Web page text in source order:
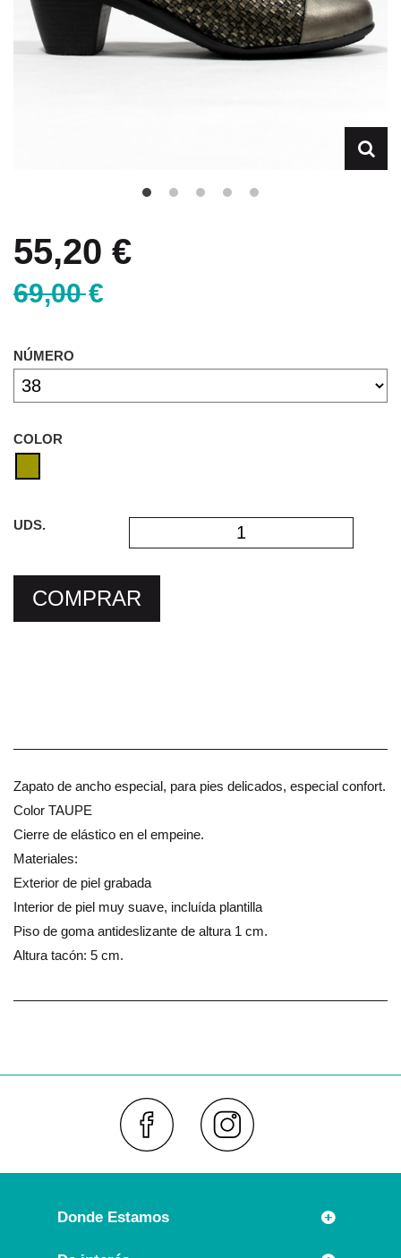
55,20 €
69,00 €
NÚMERO
COLOR
UDS.
COMPRAR
Zapato de ancho especial, para pies delicados, especial confort.
Color TAUPE
Cierre de elástico en el empeine.
Materiales:
Exterior de piel grabada
Interior de piel muy suave, incluída plantilla
Piso de goma antideslizante de altura 1 cm.
Altura tacón: 5 cm.
Donde Estamos
Rúa Príncipe 7